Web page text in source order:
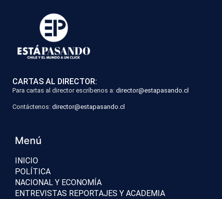
CARTAS AL DIRECTOR:
Para cartas al director escríbenos a: director@estapasando.cl
Contáctenos: director@estapasando.cl
Menú
INICIO
POLÍTICA
NACIONAL Y ECONOMÍA
ENTREVISTAS REPORTAJES Y ACADEMIA